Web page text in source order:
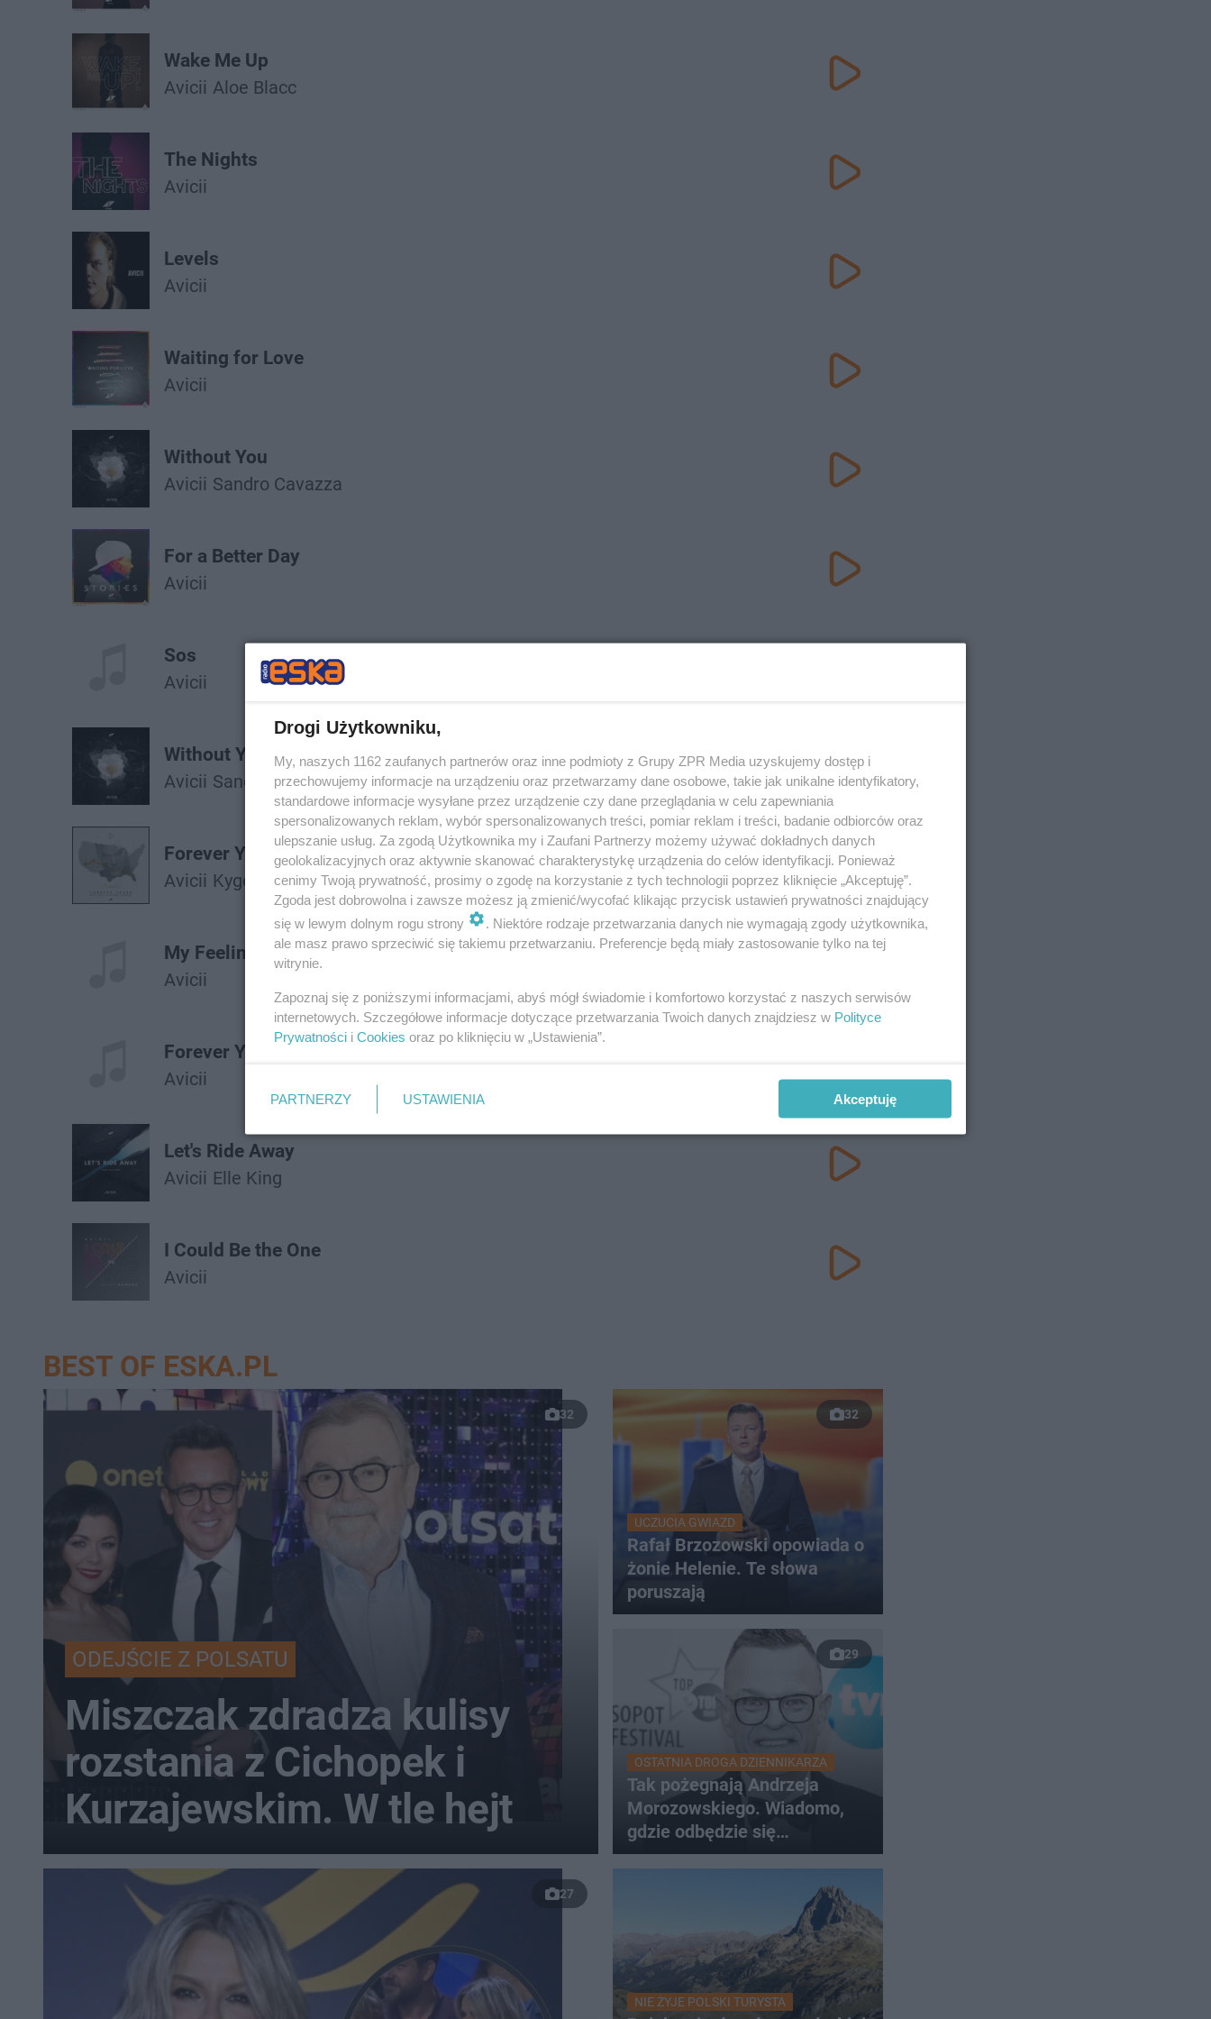
Wake Me Up
Avicii Aloe Blacc
The Nights
Avicii
Levels
Avicii
Waiting for Love
Avicii
Without You
Avicii Sandro Cavazza
For a Better Day
Avicii
Sos
Avicii
Without You
Avicii Sandro Cavazza
Forever Yours
Avicii Kygo
My Feelings for You
Avicii
Forever Yours
Avicii
Let's Ride Away
Avicii Elle King
I Could Be the One
Avicii
BEST OF ESKA.PL
32
ODEJŚCIE Z POLSATU
Miszczak zdradza kulisy
rozstania z Cichopek i
Kurzajewskim. W tle hejt
27
32
UCZUCIA GWIAZD
Rafał Brzozowski opowiada o
żonie Helenie. Te słowa
poruszają
29
OSTATNIA DROGA DZIENNIKARZA
Tak pożegnają Andrzeja
Morozowskiego. Wiadomo,
gdzie odbędzie się
uroczystość
NIE ŻYJE POLSKI TURYSTA
Drogi Użytkowniku,
My, naszych 1162 zaufanych partnerów oraz inne podmioty z Grupy ZPR Media uzyskujemy dostęp i
przechowujemy informacje na urządzeniu oraz przetwarzamy dane osobowe, takie jak unikalne identyfikatory,
standardowe informacje wysyłane przez urządzenie czy dane przeglądania w celu zapewniania
spersonalizowanych reklam, wybór spersonalizowanych treści, pomiar reklam i treści, badanie odbiorców oraz
ulepszanie usług. Za zgodą Użytkownika my i Zaufani Partnerzy możemy używać dokładnych danych
geolokalizacyjnych oraz aktywnie skanować charakterystykę urządzenia do celów identyfikacji. Ponieważ
cenimy Twoją prywatność, prosimy o zgodę na korzystanie z tych technologii poprzez kliknięcie „Akceptuję”.
Zgoda jest dobrowolna i zawsze możesz ją zmienić/wycofać klikając przycisk ustawień prywatności znajdujący
się w lewym dolnym rogu strony
. Niektóre rodzaje przetwarzania danych nie wymagają zgody użytkownika,
ale masz prawo sprzeciwić się takiemu przetwarzaniu. Preferencje będą miały zastosowanie tylko na tej
witrynie.
Zapoznaj się z poniższymi informacjami, abyś mógł świadomie i komfortowo korzystać z naszych serwisów
internetowych. Szczegółowe informacje dotyczące przetwarzania Twoich danych znajdziesz w Polityce
Prywatności i Cookies oraz po kliknięciu w „Ustawienia”.
PARTNERZY USTAWIENIA Akceptuję